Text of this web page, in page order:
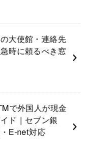
大使館・連絡先
時に頼るべき窓
で外国人が現金
ド｜セブン銀
E-net対応